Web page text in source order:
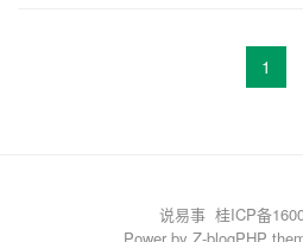
1
说易事 桂ICP备